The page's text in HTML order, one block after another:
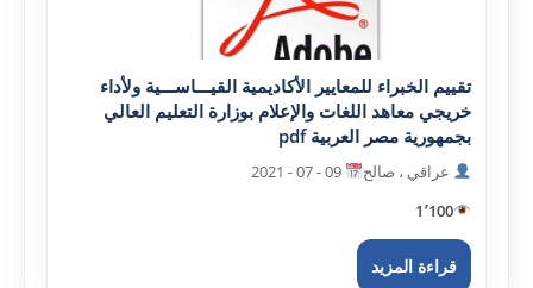
تقييم الخبراء للمعايير الأکاديمية القيـــاســـية ولأداء
خريجي معاهد اللغات والإعلام بوزارة التعليم العالي
بجمهورية مصر العربية pdf
عراقي ، صالح
1٬100
قراءة المزيد